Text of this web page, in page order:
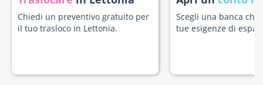
Chiedi un preventivo gratuito per
il tuo trasloco in Lettonia.
Scegli una banca che
tue esigenze di